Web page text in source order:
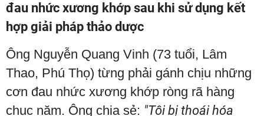
đau nhức xương khớp sau khi sử dụng kết
hợp giải pháp thảo dược
Ông Nguyễn Quang Vinh (73 tuổi, Lâm
Thao, Phú Thọ) từng phải gánh chịu những
cơn đau nhức xương khớp ròng rã hàng
chục năm. Ông chia sẻ: "Tôi bị thoái hóa